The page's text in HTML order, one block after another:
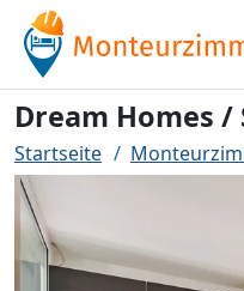
Dream Homes /
Startseite